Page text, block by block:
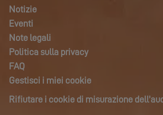
Notizie
Eventi
Note legali
Politica sulla privacy
FAQ
Gestisci i miei cookie
Rifiutare i cookie di misurazione